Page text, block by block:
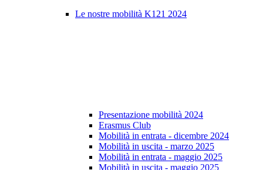
Le nostre mobilità K121 2024
Presentazione mobilità 2024
Erasmus Club
Mobilità in entrata - dicembre 2024
Mobilità in uscita - marzo 2025
Mobilità in entrata - maggio 2025
Mobilità in uscita - maggio 2025